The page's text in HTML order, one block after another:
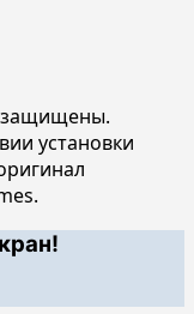
защищены.
установки